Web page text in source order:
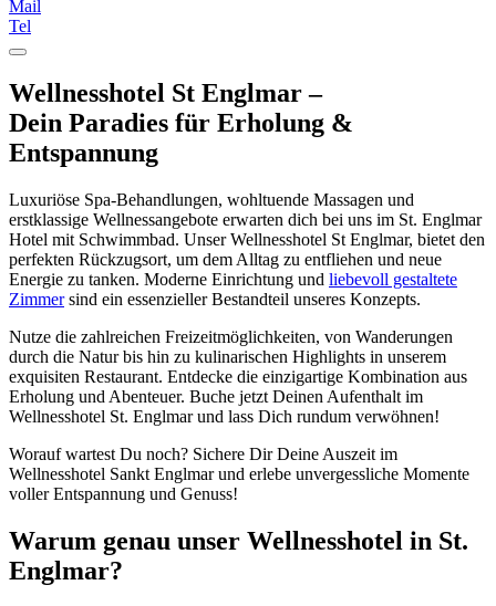
Mail
Tel
Wellnesshotel St Englmar –
Dein Paradies für Erholung &
Entspannung
Luxuriöse Spa-Behandlungen, wohltuende Massagen und
erstklassige Wellnessangebote erwarten dich bei uns im St. Englmar
Hotel mit Schwimmbad. Unser Wellnesshotel St Englmar, bietet den
perfekten Rückzugsort, um dem Alltag zu entfliehen und neue
Energie zu tanken. Moderne Einrichtung und liebevoll gestaltete
Zimmersind ein essenzieller Bestandteil unseres Konzepts.
Nutze die zahlreichen Freizeitmöglichkeiten, von Wanderungen
durch die Natur bis hin zu kulinarischen Highlights in unserem
exquisiten Restaurant. Entdecke die einzigartige Kombination aus
Erholung und Abenteuer. Buche jetzt Deinen Aufenthalt im
Wellnesshotel St. Englmar und lass Dich rundum verwöhnen!
Worauf wartest Du noch? Sichere Dir Deine Auszeit im
Wellnesshotel Sankt Englmar und erlebe unvergessliche Momente
voller Entspannung und Genuss!
Warum genau unser Wellnesshotel in St.
Englmar?